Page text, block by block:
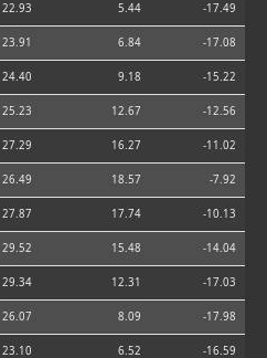
22.93 5.44 -17.49
23.91 6.84 -17.08
24.40 9.18 -15.22
25.23 12.67 -12.56
27.29 16.27 -11.02
26.49 18.57 -7.92
27.87 17.74 -10.13
29.52 15.48 -14.04
29.34 12.31 -17.03
26.07 8.09 -17.98
23.10 6.52 -16.59